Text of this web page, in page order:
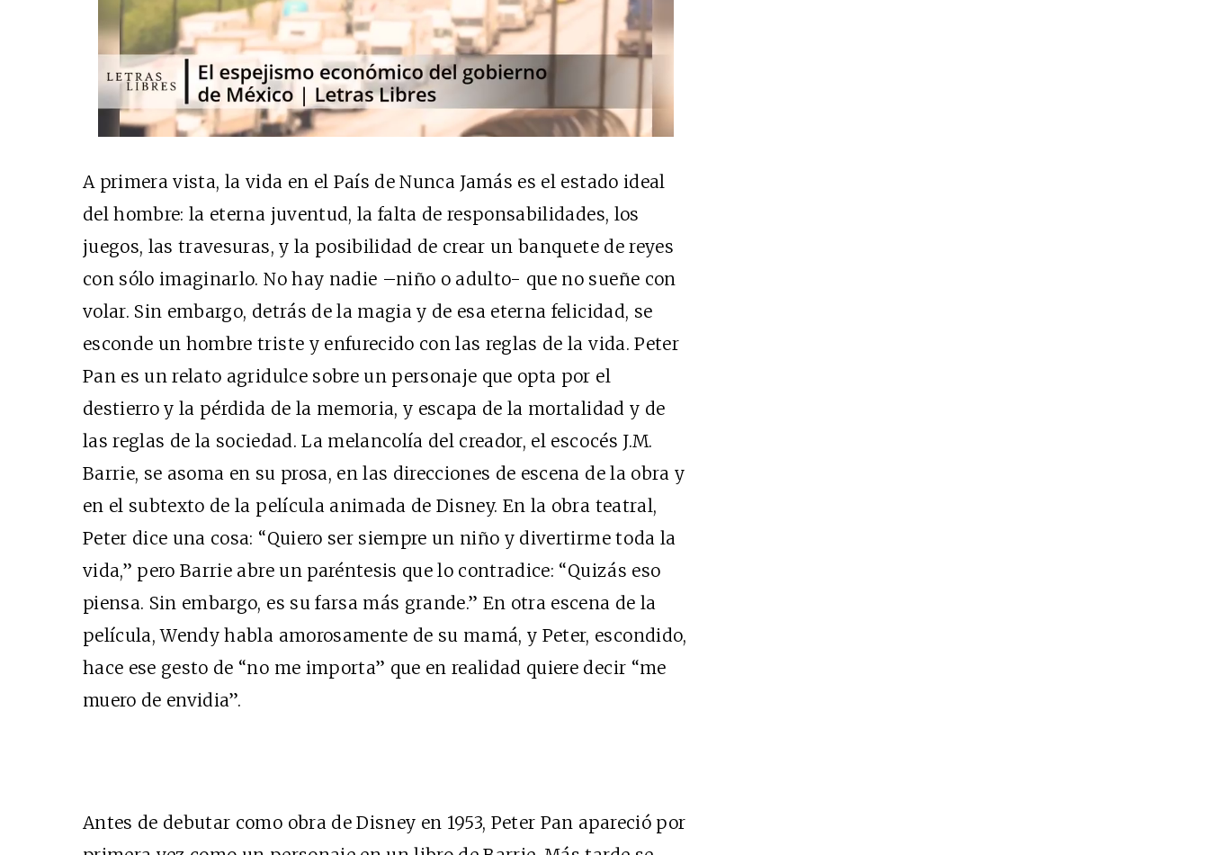
A primera vista, la vida en el País de Nunca Jamás es el estado ideal
del hombre: la eterna juventud, la falta de responsabilidades, los
juegos, las travesuras, y la posibilidad de crear un banquete de reyes
con sólo imaginarlo. No hay nadie –niño o adulto- que no sueñe con
volar. Sin embargo, detrás de la magia y de esa eterna felicidad, se
esconde un hombre triste y enfurecido con las reglas de la vida. Peter
Pan es un relato agridulce sobre un personaje que opta por el
destierro y la pérdida de la memoria, y escapa de la mortalidad y de
las reglas de la sociedad. La melancolía del creador, el escocés J.M.
Barrie, se asoma en su prosa, en las direcciones de escena de la obra y
en el subtexto de la película animada de Disney. En la obra teatral,
Peter dice una cosa: “Quiero ser siempre un niño y divertirme toda la
vida,” pero Barrie abre un paréntesis que lo contradice: “Quizás eso
piensa. Sin embargo, es su farsa más grande.” En otra escena de la
película, Wendy habla amorosamente de su mamá, y Peter, escondido,
hace ese gesto de “no me importa” que en realidad quiere decir “me
muero de envidia”.
Antes de debutar como obra de Disney en 1953, Peter Pan apareció por